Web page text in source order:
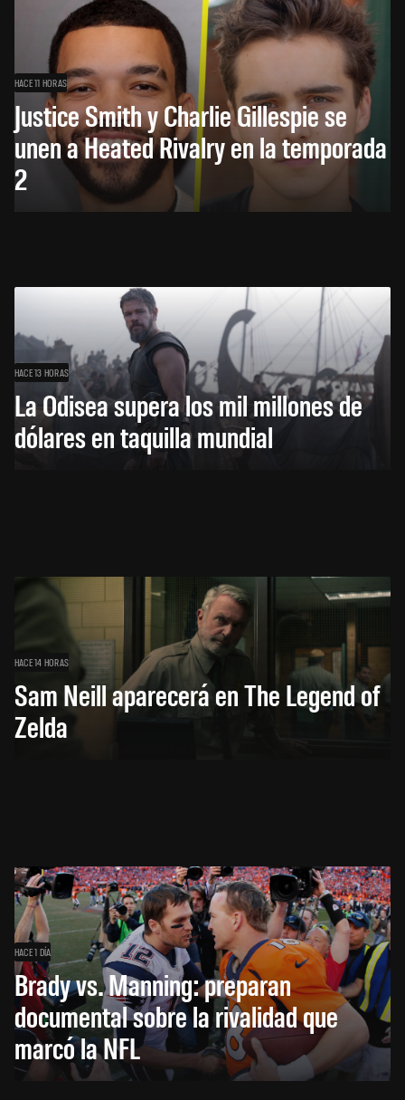
HACE 11 HORAS
Justice Smith y Charlie Gillespie se
unen a Heated Rivalry en la temporada
2
HACE 13 HORAS
La Odisea supera los mil millones de
dólares en taquilla mundial
HACE 14 HORAS
Sam Neill aparecerá en The Legend of
Zelda
HACE 1 DÍA
Brady vs. Manning: preparan
documental sobre la rivalidad que
marcó la NFL